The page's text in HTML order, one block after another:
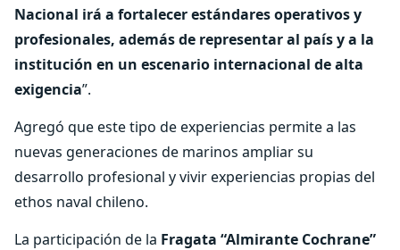
Nacional irá a fortalecer estándares operativos y
profesionales, además de representar al país y a la
institución en un escenario internacional de alta
exigencia”.
Agregó que este tipo de experiencias permite a las
nuevas generaciones de marinos ampliar su
desarrollo profesional y vivir experiencias propias del
ethos naval chileno.
La participación de la Fragata “Almirante Cochrane”